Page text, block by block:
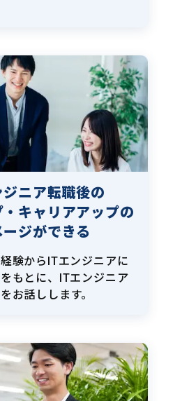
ニア転職後の
キャリアアップの
ージができる
験からITエンジニアに
もとに、ITエンジニア
お話しします。